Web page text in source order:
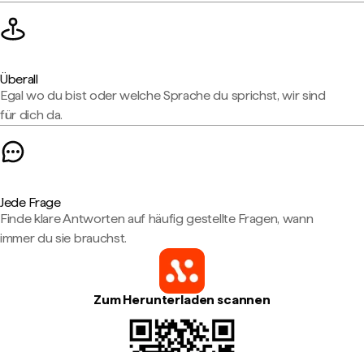
Überall
Egal wo du bist oder welche Sprache du sprichst, wir sind
für dich da.
Jede Frage
Finde klare Antworten auf häufig gestellte Fragen, wann
immer du sie brauchst.
Zum Herunterladen scannen